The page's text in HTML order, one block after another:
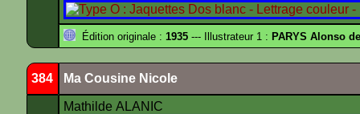
Édition originale : 1935 --- Illustrateur 1 : PARYS Alonso de
384 Ma Cousine Nicole
Mathilde ALANIC